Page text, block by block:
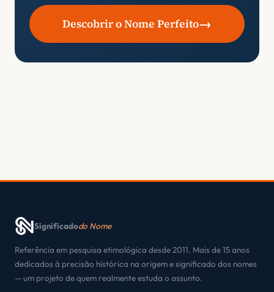
Descobrir o Nome Perfeito→
Significadodo Nome
Referência em pesquisa etimológica desde 2011. Mais de 15 anos
dedicados à precisão histórica na origem e significado dos nomes
— um projeto de quem realmente estuda o assunto.